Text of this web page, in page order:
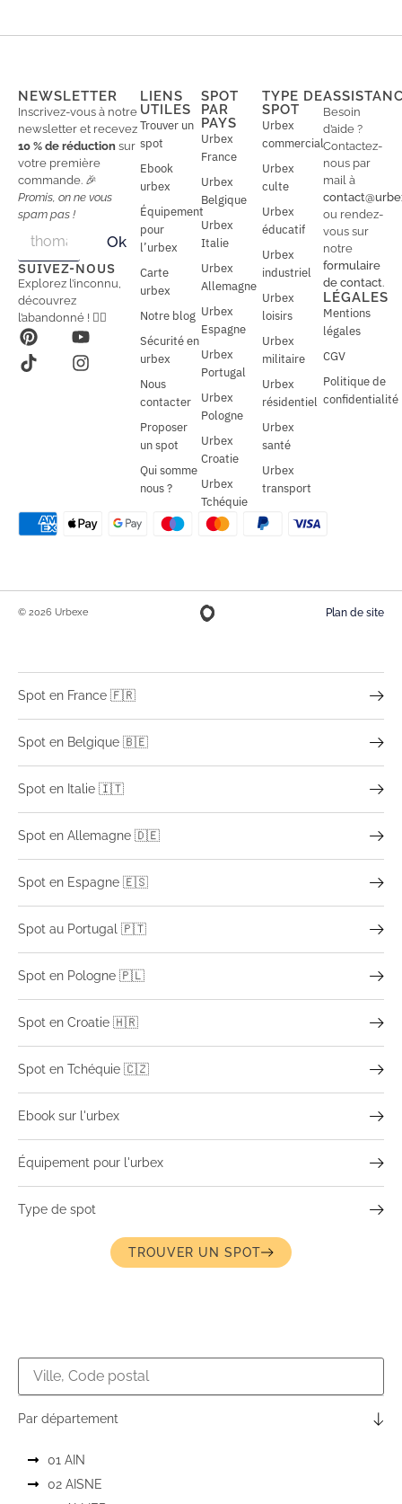
NEWSLETTER
Inscrivez-vous à notre
newsletter et recevez
10 % de réduction sur
votre première
commande. 🎉
Promis, on ne vous
spam pas !
a
i
l
a
i
l
*
Ok
SUIVEZ-NOUS
Explorez l’inconnu,
découvrez
l’abandonné ! 🕵️‍♂️
LIENS
UTILES
Trouver un
spot
Ebook
urbex
Équipement
pour
l’urbex
Carte
urbex
Notre blog
Sécurité en
urbex
Nous
contacter
Proposer
un spot
Qui somme
nous ?
SPOT
PAR
PAYS
Urbex
France
Urbex
Belgique
Urbex
Italie
Urbex
Allemagne
Urbex
Espagne
Urbex
Portugal
Urbex
Pologne
Urbex
Croatie
Urbex
Tchéquie
TYPE DE
SPOT
Urbex
commercial
Urbex
culte
Urbex
éducatif
Urbex
industriel
Urbex
loisirs
Urbex
militaire
Urbex
résidentiel
Urbex
santé
Urbex
transport
Besoin
d’aide ?
Contactez-
nous par
mail à
ou rendez-
vous sur
notre
formulaire
de contact.
LÉGALES
Mentions
légales
CGV
Politique de
confidentialité
© 2026 Urbexe Plan de site
Spot en France 🇫🇷
Spot en Belgique 🇧🇪
Spot en Italie 🇮🇹
Spot en Allemagne 🇩🇪
Spot en Espagne 🇪🇸
Spot au Portugal 🇵🇹
Spot en Pologne 🇵🇱
Spot en Croatie 🇭🇷
Spot en Tchéquie 🇨🇿
Ebook sur l'urbex
Équipement pour l'urbex
Type de spot
TROUVER UN SPOT
Par département
01 AIN
02 AISNE